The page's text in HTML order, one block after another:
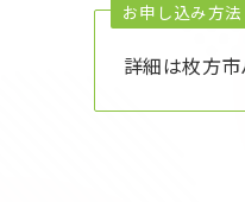
お申し込み方法
詳細は枚方